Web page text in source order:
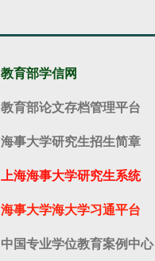
教育部学信网
教育部论文存档管理平台
海事大学研究生招生简章
上海海事大学研究生系统
海事大学海大学习通平台
中国专业学位教育案例中心